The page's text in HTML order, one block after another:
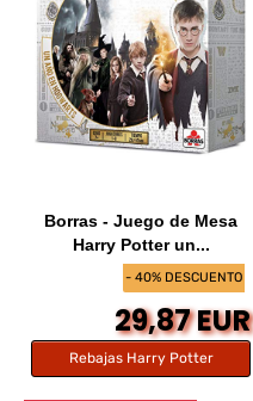
- 40% DESCUENTO
Borras - Juego de Mesa
Harry Potter un...
29,87 EUR
Rebajas Harry Potter